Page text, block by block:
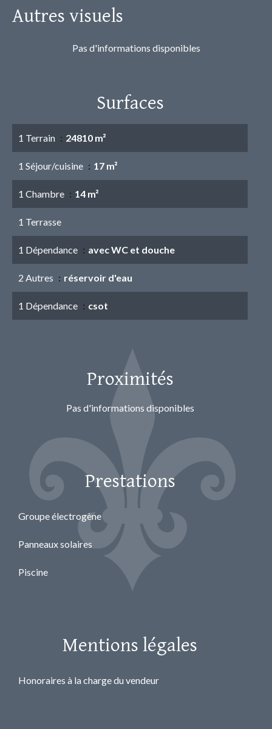
Autres visuels
Pas d'informations disponibles
Surfaces
1 Terrain 24810 m²
1 Séjour/cuisine 17 m²
1 Chambre 14 m²
1 Terrasse
1 Dépendance avec WC et douche
2 Autres réservoir d'eau
1 Dépendance csot
Proximités
Pas d'informations disponibles
Prestations
Groupe électrogène
Panneaux solaires
Piscine
Mentions légales
Honoraires à la charge du vendeur